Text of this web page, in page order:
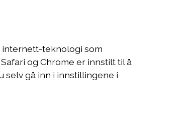
internett-teknologi som
og Chrome er innstilt til å
selv gå inn i innstillingene i